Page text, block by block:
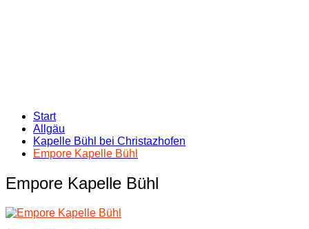
Start
Allgäu
Kapelle Bühl bei Christazhofen
Empore Kapelle Bühl
Empore Kapelle Bühl